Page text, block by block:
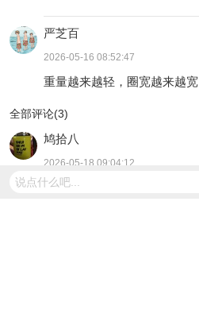
严芝百
2026-05-16 08:52:47
重量越来越轻，圈宽越来越宽
全部评论(3)
鸠拾八
2026-05-18 09:04:12
平路大杀器
说点什么吧...